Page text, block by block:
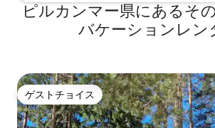
ピルカンマー県にあるそ
バケーションレン
ゲストチョイス
ゲストチョイス